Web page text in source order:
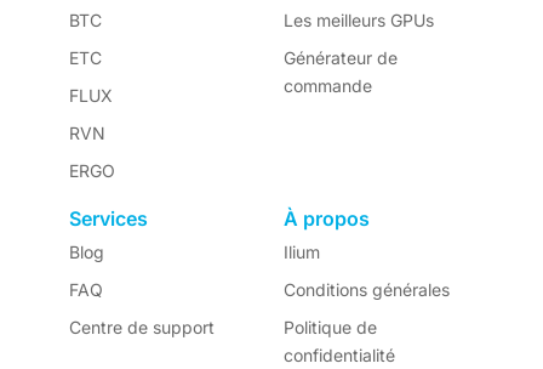
BTC
ETC
FLUX
RVN
ERGO
Les meilleurs GPUs
Générateur de
commande
Services
Blog
FAQ
Centre de support
À propos
Ilium
Conditions générales
Politique de
confidentialité